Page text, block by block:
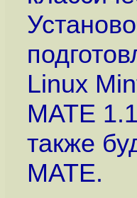
Linux
MATE
также
MATE.